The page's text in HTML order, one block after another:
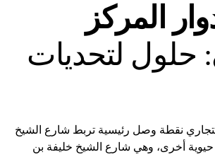
المركز
: حلول لتحديات
نقطة وصل رئيسية تربط شارع الشيخ
أخرى، وهي شارع الشيخ خليفة بن